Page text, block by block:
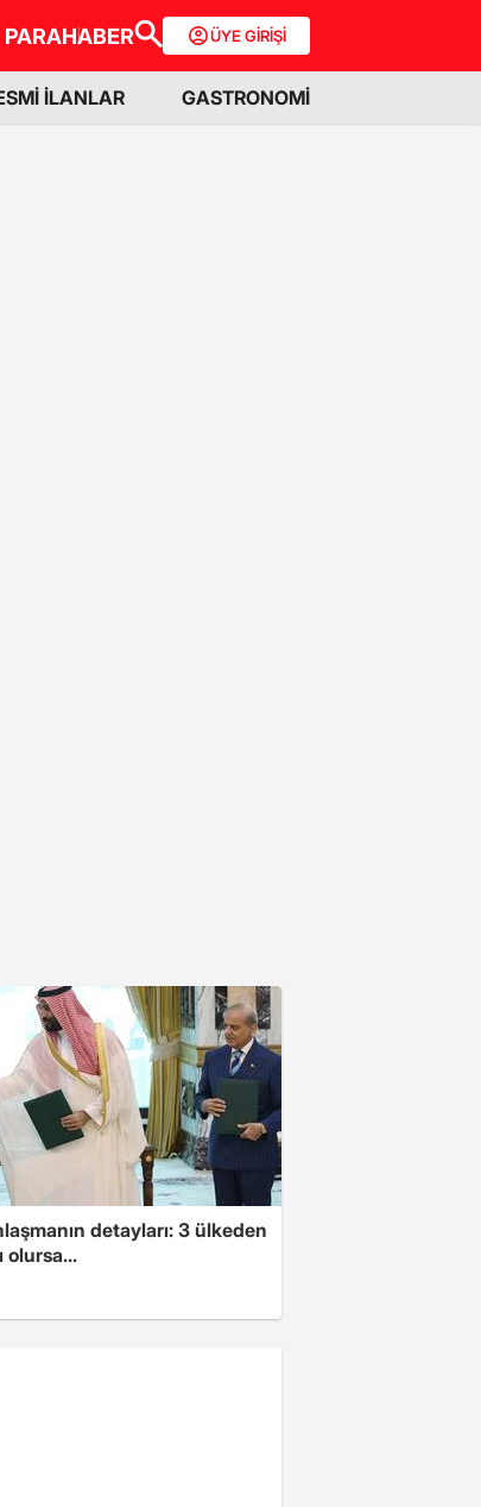
PARAHABER ÜYE GİRİŞİ
İLANLAR GASTRONOMİ
detayları: 3 ülkeden
olursa...